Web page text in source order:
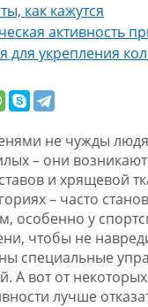
как кажутся
активность
для укрепления
не чужды
– они
и хрящевой
– часто
особенно у
чтобы не
специальные
А вот от
лучше